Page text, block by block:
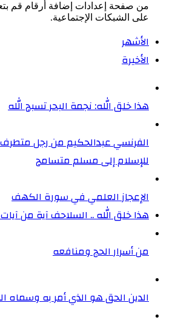
من صفحة إعدادات إضافة أرقام قم
على الشبكات الإجتماعية.
الأشهر
الأخيرة
هذا خلق الله: نجمة البحر تسبح الله
الفرنسي عبدالحكيم من رجل
للإسلام إلى مسلم متسامح
الإعجاز العلمي في سورة الكهف
هذا خلق الله .. السلاحف آية من آيات
من أسرار الحج ومنافعه
الدين الحق هو الذي أمر به وسماه